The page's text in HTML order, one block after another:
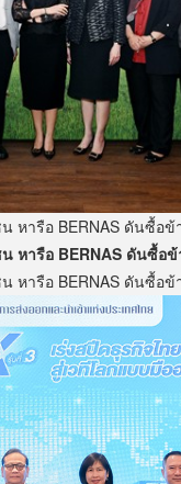
ารือ BERNAS ดันซื้อข้
ารือ BERNAS ดันซื้อข้
หารือ BERNAS ดันซื้อ